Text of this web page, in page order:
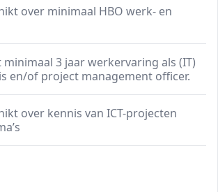
over minimaal HBO werk- en
3 jaar werkervaring als (IT)
en/of project management officer.
over kennis van ICT-projecten